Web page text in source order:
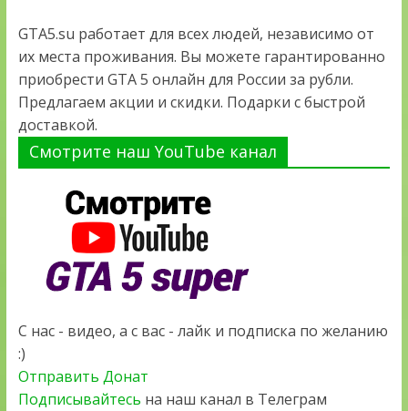
GTA5.su работает для всех людей, независимо от
их места проживания. Вы можете гарантированно
приобрести GTA 5 онлайн для России за рубли.
Предлагаем акции и скидки. Подарки с быстрой
доставкой.
Смотрите наш YouTube канал
С нас - видео, а с вас - лайк и подписка по желанию
:)
Отправить Донат
Подписывайтесь на наш канал в Телеграм